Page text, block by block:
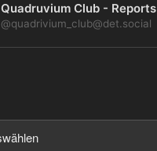
Quadruvium Club - Reports
@quadrivium_club@det.social